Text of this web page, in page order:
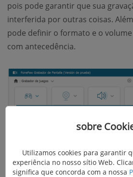
pois pode garantir que sua
interferida por outras coisas.
pode definir o formato e o
com antecedência.
sobre
Utilizamos cookies para garantir
experiência no nosso sítio Web.
significa que concorda com a nossa